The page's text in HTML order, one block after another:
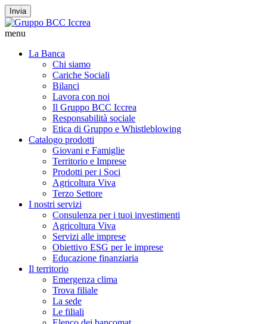
Invia
menu
La Banca
Chi siamo
Cariche Sociali
Bilanci
Lavora con noi
Il Gruppo BCC Iccrea
Responsabilità sociale
Etica di Gruppo e Whistleblowing
Catalogo prodotti
Giovani e Famiglie
Territorio e Imprese
Prodotti per i Soci
Agricoltura Viva
Terzo Settore
I nostri servizi
Consulenza per i tuoi investimenti
Agricoltura Viva
Servizi alle imprese
Obiettivo ESG per le imprese
Educazione finanziaria
Il territorio
Emergenza clima
Trova filiale
La sede
Le filiali